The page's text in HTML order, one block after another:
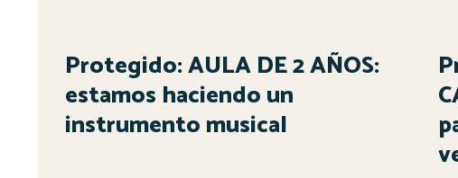
Protegido: AULA DE 2 AÑOS:
estamos haciendo un
instrumento musical